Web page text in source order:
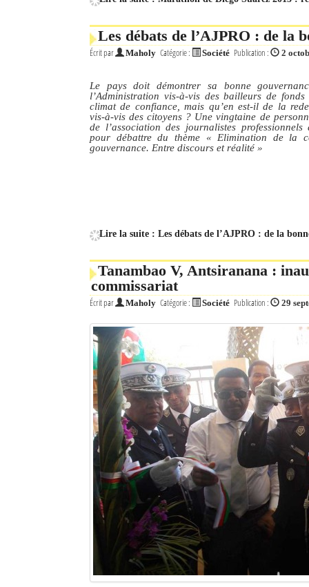
Les débats de l’AJPRO : de la
Écrit par Maholy Catégorie : Société Publication : 2
Le pays doit démontrer sa bonne
l’Administration vis-à-vis des bailleurs de
climat de confiance, mais qu’en est-il de la
vis-à-vis des citoyens ? Une vingtaine de
de l’association des journalistes professionnels
pour débattre du thème « Elimination de la
gouvernance. Entre discours et réalité »
Lire la suite : Les débats de l’AJPRO : de la
Tanambao V, Antsiranana :
commissariat
Écrit par Maholy Catégorie : Société Publication : 29